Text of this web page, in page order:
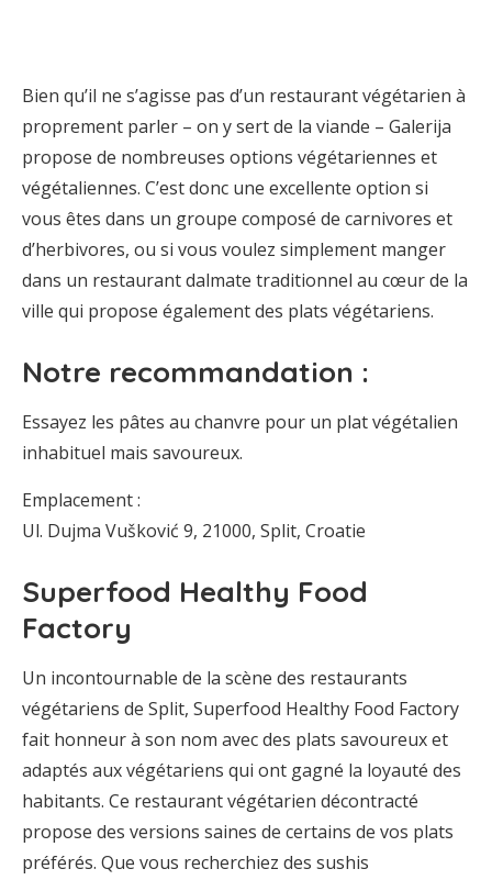
Bien qu’il ne s’agisse pas d’un restaurant végétarien à
proprement parler – on y sert de la viande – Galerija
propose de nombreuses options végétariennes et
végétaliennes. C’est donc une excellente option si
vous êtes dans un groupe composé de carnivores et
d’herbivores, ou si vous voulez simplement manger
dans un restaurant dalmate traditionnel au cœur de la
ville qui propose également des plats végétariens.
Notre recommandation :
Essayez les pâtes au chanvre pour un plat végétalien
inhabituel mais savoureux.
Emplacement :
Ul. Dujma Vušković 9, 21000, Split, Croatie
Superfood Healthy Food
Factory
Un incontournable de la scène des restaurants
végétariens de Split, Superfood Healthy Food Factory
fait honneur à son nom avec des plats savoureux et
adaptés aux végétariens qui ont gagné la loyauté des
habitants. Ce restaurant végétarien décontracté
propose des versions saines de certains de vos plats
préférés. Que vous recherchiez des sushis